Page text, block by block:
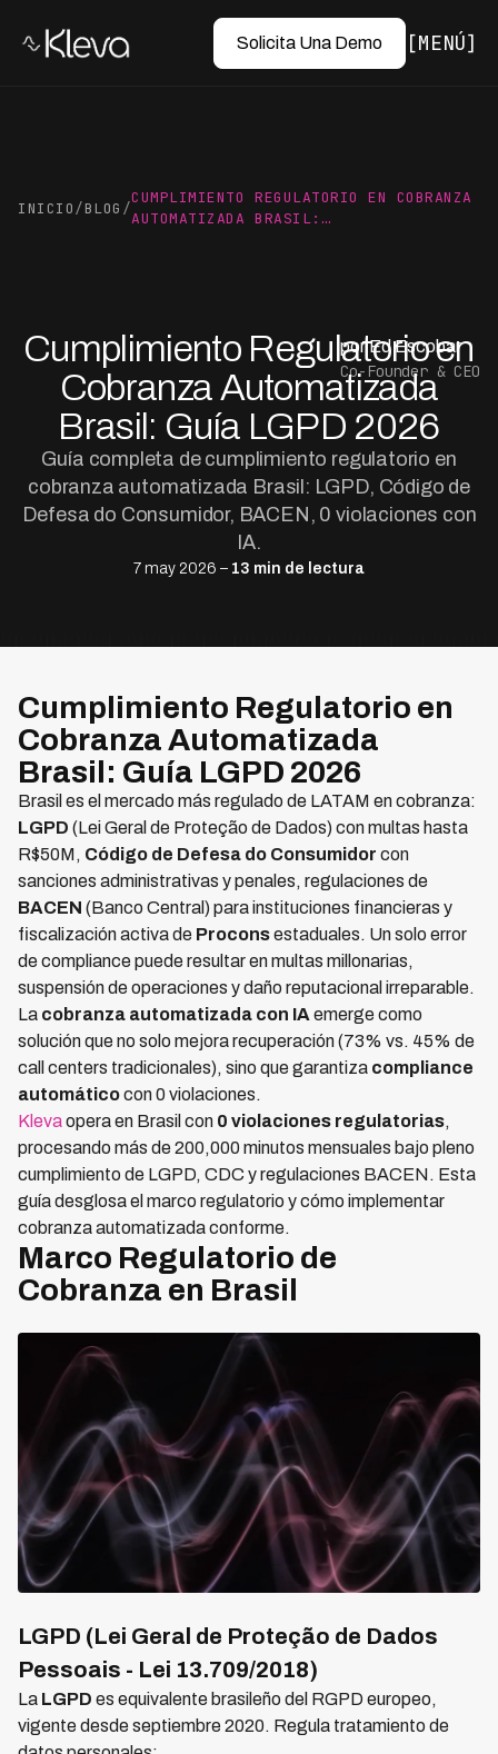
Solicita Una Demo MENÚ
INICIO/BLOG /
CUMPLIMIENTO REGULATORIO EN COBRANZA
AUTOMATIZADA BRASIL:…
Cumplimiento Regulatorio en
Cobranza Automatizada
Brasil: Guía LGPD 2026
Guía completa de cumplimiento regulatorio en
cobranza automatizada Brasil: LGPD, Código de
Defesa do Consumidor, BACEN, 0 violaciones con
IA.
7 may 2026 – 13 min de lectura
por Ed Escobar
Co-Founder & CEO
Cumplimiento Regulatorio en
Cobranza Automatizada
Brasil: Guía LGPD 2026
Brasil es el mercado más regulado de LATAM en cobranza:
LGPD (Lei Geral de Proteção de Dados) con multas hasta
R$50M, Código de Defesa do Consumidor con
sanciones administrativas y penales, regulaciones de
BACEN (Banco Central) para instituciones financieras y
fiscalización activa de Proconsestaduales. Un solo error
de compliance puede resultar en multas millonarias,
suspensión de operaciones y daño reputacional irreparable.
La cobranza automatizada con IA emerge como
solución que no solo mejora recuperación (73% vs. 45% de
call centers tradicionales), sino que garantiza compliance
automáticocon 0 violaciones.
Klevaopera en Brasil con 0 violaciones regulatorias,
procesando más de 200,000 minutos mensuales bajo pleno
cumplimiento de LGPD, CDC y regulaciones BACEN. Esta
guía desglosa el marco regulatorio y cómo implementar
cobranza automatizada conforme.
Marco Regulatorio de
Cobranza en Brasil
LGPD (Lei Geral de Proteção de Dados
Pessoais - Lei 13.709/2018)
La LGPD es equivalente brasileño del RGPD europeo,
vigente desde septiembre 2020. Regula tratamiento de